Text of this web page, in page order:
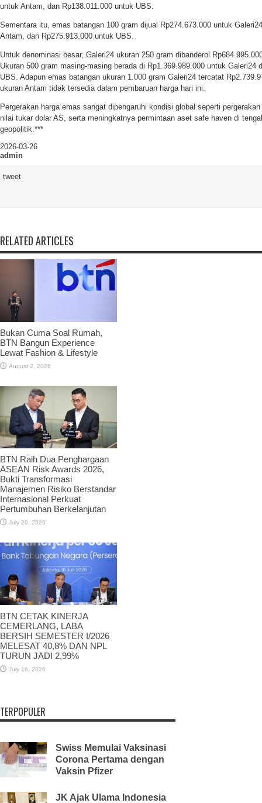
untuk Antam, dan Rp138.011.000 untuk UBS.
Sementara itu, emas batangan 100 gram dijual Rp274.673.000 untuk
Antam, dan Rp275.913.000 untuk UBS.
Untuk denominasi besar, Galeri24 ukuran 250 gram dibanderol
Ukuran 500 gram masing-masing berada di Rp1.369.989.000 untuk Galeri24
UBS. Adapun emas batangan ukuran 1.000 gram Galeri24 tercatat
ukuran Antam tidak tersedia dalam pembaruan harga hari ini.
Pergerakan harga emas sangat dipengaruhi kondisi global seperti
nilai tukar dolar AS, serta meningkatnya permintaan aset safe haven di
geopolitik.***
2026-03-26
admin
tweet
RELATED ARTICLES
Bukan Cuma Soal Rumah,
BTN Bangun Experience
Lewat Fashion & Lifestyle
August 2, 2026
BTN Raih Dua Penghargaan
ASEAN Risk Awards 2026,
Bukti Transformasi
Manajemen Risiko Berstandar
Internasional Perkuat
Pertumbuhan Berkelanjutan
July 20, 2026
BTN CETAK KINERJA
CEMERLANG, LABA
BERSIH SEMESTER I/2026
MELESAT 40,8% DAN NPL
TURUN JADI 2,99%
July 16, 2026
TERPOPULER
Swiss Memulai Vaksinasi
Corona Pertama dengan
Vaksin Pfizer
JK Ajak Ulama Indonesia